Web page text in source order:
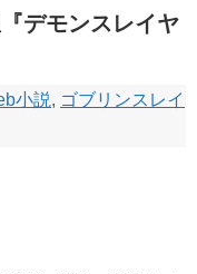
デモンスレイヤ
小説, ゴブリンスレイ